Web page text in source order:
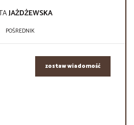
JAŻDŻEWSKA
POŚREDNIK
zostaw wiadomość